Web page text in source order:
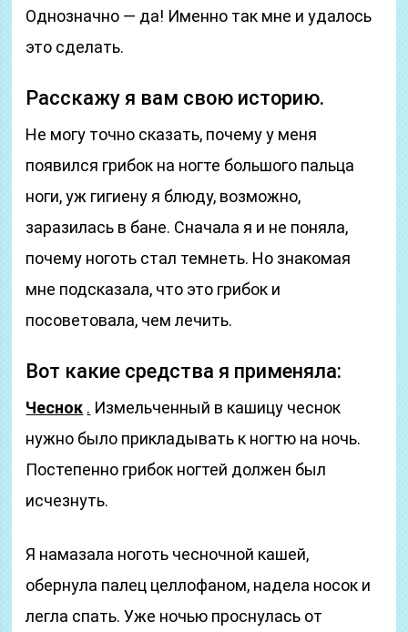
Однозначно — да! Именно так мне и удалось
это сделать.
Расскажу я вам свою историю.
Не могу точно сказать, почему у меня
появился грибок на ногте большого пальца
ноги, уж гигиену я блюду, возможно,
заразилась в бане. Сначала я и не поняла,
почему ноготь стал темнеть. Но знакомая
мне подсказала, что это грибок и
посоветовала, чем лечить.
Вот какие средства я применяла:
Чеснок . Измельченный в кашицу чеснок
нужно было прикладывать к ногтю на ночь.
Постепенно грибок ногтей должен был
исчезнуть.
Я намазала ноготь чесночной кашей,
обернула палец целлофаном, надела носок и
легла спать. Уже ночью проснулась от